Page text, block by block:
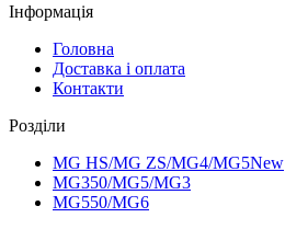
Інформація
Головна
Доставка і оплата
Контакти
Розділи
MG HS/MG ZS/MG4/MG5New
MG350/MG5/MG3
MG550/MG6